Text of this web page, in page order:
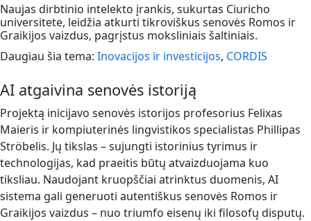
Naujas dirbtinio intelekto įrankis, sukurtas Ciuricho
universitete, leidžia atkurti tikroviškus senovės Romos ir
Graikijos vaizdus, pagrįstus moksliniais šaltiniais.
Daugiau šia tema: Inovacijos ir investicijos, CORDIS
AI atgaivina senovės istoriją
Projektą inicijavo senovės istorijos profesorius Felixas
Maieris ir kompiuterinės lingvistikos specialistas Phillipas
Ströbelis. Jų tikslas – sujungti istorinius tyrimus ir
technologijas, kad praeitis būtų atvaizduojama kuo
tiksliau. Naudojant kruopščiai atrinktus duomenis, AI
sistema gali generuoti autentiškus senovės Romos ir
Graikijos vaizdus – nuo triumfo eisenų iki filosofų disputų.